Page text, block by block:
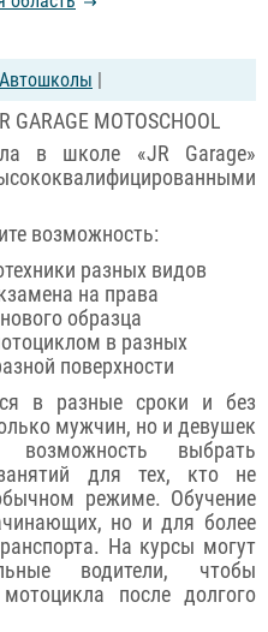
Автошколы |
MOTOSCHOOL
в школе «JR Garage»
возможность:
разных видов
на права
образца
в разных
поверхности
в разные сроки и без
мужчин, но и девушек
выбрать
для тех, кто не
режиме. Обучение
но и для более
На курсы могут
водители, чтобы
после долгого